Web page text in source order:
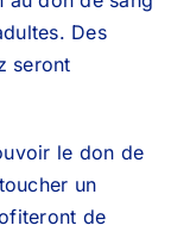
Des
seront
le don de
un
de